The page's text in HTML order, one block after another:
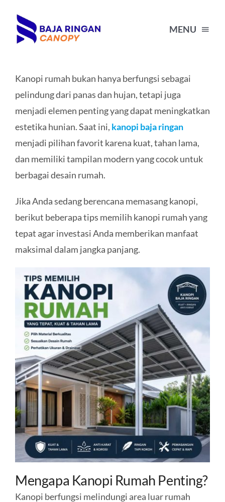
content
MENU
PORTFOLIO
TENTANG KAMI
KONTAK
Kanopi rumah bukan hanya berfungsi sebagai
pelindung dari panas dan hujan, tetapi juga
menjadi elemen penting yang dapat meningkatkan
estetika hunian. Saat ini, kanopi baja ringan
menjadi pilihan favorit karena kuat, tahan lama,
dan memiliki tampilan modern yang cocok untuk
berbagai desain rumah.
Jika Anda sedang berencana memasang kanopi,
berikut beberapa tips memilih kanopi rumah yang
tepat agar investasi Anda memberikan manfaat
maksimal dalam jangka panjang.
Mengapa Kanopi Rumah Penting?
Kanopi berfungsi melindungi area luar rumah